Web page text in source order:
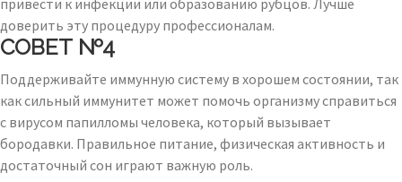
привести к инфекции или образованию рубцов. Лучше
доверить эту процедуру профессионалам.
СОВЕТ №4
Поддерживайте иммунную систему в хорошем состоянии, так
как сильный иммунитет может помочь организму справиться
с вирусом папилломы человека, который вызывает
бородавки. Правильное питание, физическая активность и
достаточный сон играют важную роль.